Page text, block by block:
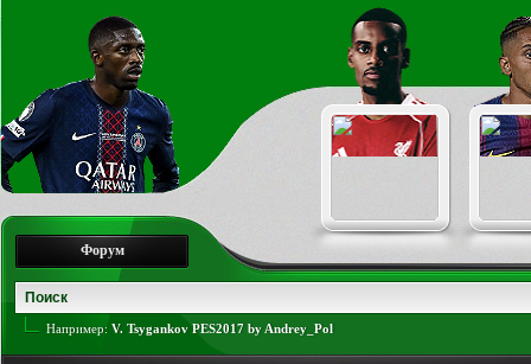
Форум
Например: V. Tsygankov PES2017 by Andrey_Pol